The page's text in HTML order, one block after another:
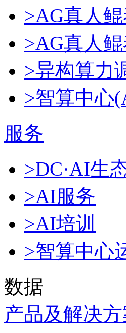
>AG真人
>AG真人
>异构算力
>智算中心
服务
>DC·AI生
>AI服务
>AI培训
>智算中心
数据
产品及解决